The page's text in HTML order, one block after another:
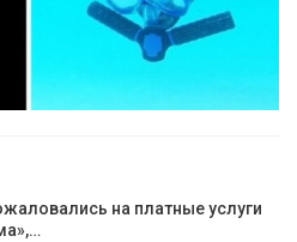
на платные услуги